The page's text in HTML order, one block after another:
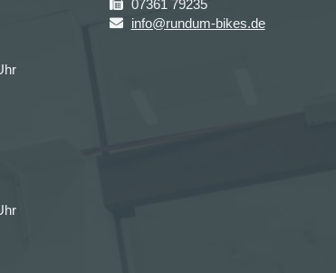
07361 79235
info@rundum-bikes.de